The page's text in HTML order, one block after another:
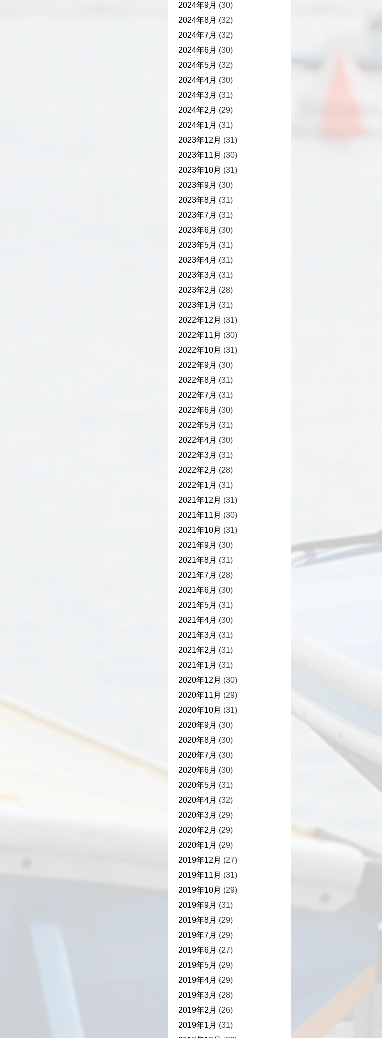
2024年9月 (30)
2024年8月 (32)
2024年7月 (32)
2024年6月 (30)
2024年5月 (32)
2024年4月 (30)
2024年3月 (31)
2024年2月 (29)
2024年1月 (31)
2023年12月 (31)
2023年11月 (30)
2023年10月 (31)
2023年9月 (30)
2023年8月 (31)
2023年7月 (31)
2023年6月 (30)
2023年5月 (31)
2023年4月 (31)
2023年3月 (31)
2023年2月 (28)
2023年1月 (31)
2022年12月 (31)
2022年11月 (30)
2022年10月 (31)
2022年9月 (30)
2022年8月 (31)
2022年7月 (31)
2022年6月 (30)
2022年5月 (31)
2022年4月 (30)
2022年3月 (31)
2022年2月 (28)
2022年1月 (31)
2021年12月 (31)
2021年11月 (30)
2021年10月 (31)
2021年9月 (30)
2021年8月 (31)
2021年7月 (28)
2021年6月 (30)
2021年5月 (31)
2021年4月 (30)
2021年3月 (31)
2021年2月 (31)
2021年1月 (31)
2020年12月 (30)
2020年11月 (29)
2020年10月 (31)
2020年9月 (30)
2020年8月 (30)
2020年7月 (30)
2020年6月 (30)
2020年5月 (31)
2020年4月 (32)
2020年3月 (29)
2020年2月 (29)
2020年1月 (29)
2019年12月 (27)
2019年11月 (31)
2019年10月 (29)
2019年9月 (31)
2019年8月 (29)
2019年7月 (29)
2019年6月 (27)
2019年5月 (29)
2019年4月 (29)
2019年3月 (28)
2019年2月 (26)
2019年1月 (31)